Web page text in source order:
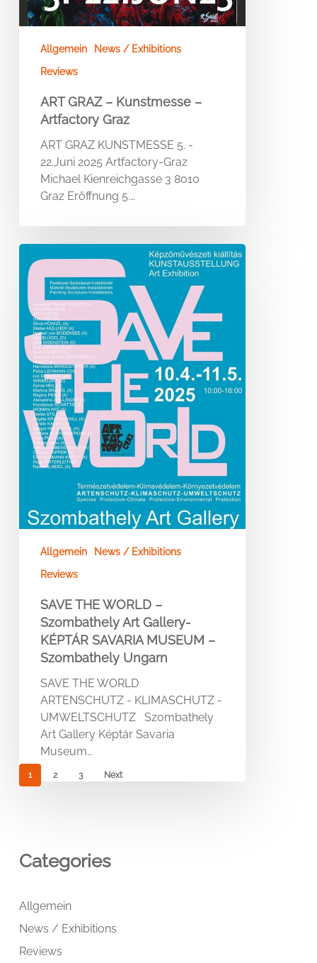
Allgemein
News / Exhibitions
Reviews
ART GRAZ – Kunstmesse –
Artfactory Graz
ART GRAZ KUNSTMESSE 5. -
22.Juni 2025 Artfactory-Graz
Michael Kienreichgasse 3 8010
Graz Eröffnung 5.…
SAVE
THE
WORLD
Szombathely
Art
Gallery-
KÉPTÁR
SAVARIA
MUSEUM
–
Szombathely
Ungarn
Allgemein
News / Exhibitions
Reviews
SAVE THE WORLD –
Szombathely Art Gallery-
KÉPTÁR SAVARIA MUSEUM –
Szombathely Ungarn
SAVE THE WORLD
ARTENSCHUTZ - KLIMASCHUTZ -
UMWELTSCHUTZ Szombathely
Art Gallery Képtár Savaria
Museum…
1 2 3 Next
Categories
Allgemein
News / Exhibitions
Reviews